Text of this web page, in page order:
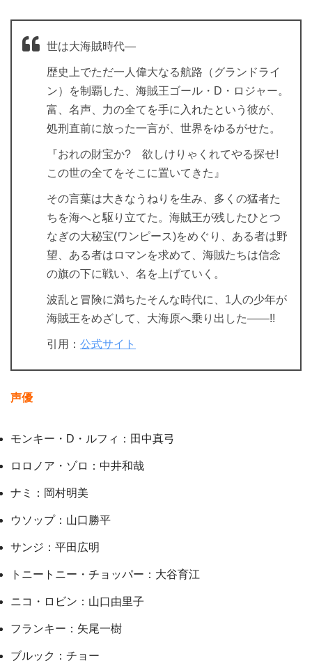
世は大海賊時代―
歴史上でただ一人偉大なる航路（グランドライ
ン）を制覇した、海賊王ゴール・D・ロジャー。
富、名声、力の全てを手に入れたという彼が、
処刑直前に放った一言が、世界をゆるがせた。
『おれの財宝か? 欲しけりゃくれてやる探せ!
この世の全てをそこに置いてきた』
その言葉は大きなうねりを生み、多くの猛者た
ちを海へと駆り立てた。海賊王が残したひとつ
なぎの大秘宝(ワンピース)をめぐり、ある者は野
望、ある者はロマンを求めて、海賊たちは信念
の旗の下に戦い、名を上げていく。
波乱と冒険に満ちたそんな時代に、1人の少年が
海賊王をめざして、大海原へ乗り出した――!!
引用： 公式サイト
声優
モンキー・D・ルフィ：田中真弓
ロロノア・ゾロ：中井和哉
ナミ：岡村明美
ウソップ：山口勝平
サンジ：平田広明
トニートニー・チョッパー：大谷育江
ニコ・ロビン：山口由里子
フランキー：矢尾一樹
ブルック：チョー